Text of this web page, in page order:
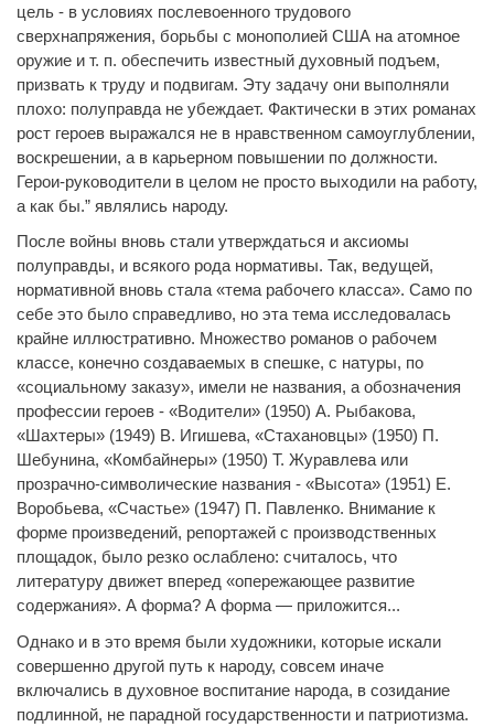
цель - в условиях послевоенного трудового
сверхнапряжения, борьбы с монополией США на атомное
оружие и т. п. обеспечить известный духовный подъем,
призвать к труду и подвигам. Эту задачу они выполняли
плохо: полуправда не убеждает. Фактически в этих романах
рост героев выражался не в нравственном самоуглублении,
воскрешении, а в карьерном повышении по должности.
Герои-руководители в целом не просто выходили на работу,
а как бы.” являлись народу.
После войны вновь стали утверждаться и аксиомы
полуправды, и всякого рода нормативы. Так, ведущей,
нормативной вновь стала «тема рабочего класса». Само по
себе это было справедливо, но эта тема исследовалась
крайне иллюстративно. Множество романов о рабочем
классе, конечно создаваемых в спешке, с натуры, по
«социальному заказу», имели не названия, а обозначения
профессии героев - «Водители» (1950) А. Рыбакова,
«Шахтеры» (1949) В. Игишева, «Стахановцы» (1950) П.
Шебунина, «Комбайнеры» (1950) Т. Журавлева или
прозрачно-символические названия - «Высота» (1951) Е.
Воробьева, «Счастье» (1947) П. Павленко. Внимание к
форме произведений, репортажей с производственных
площадок, было резко ослаблено: считалось, что
литературу движет вперед «опережающее развитие
содержания». А форма? А форма — приложится...
Однако и в это время были художники, которые искали
совершенно другой путь к народу, совсем иначе
включались в духовное воспитание народа, в созидание
подлинной, не парадной государственности и патриотизма.